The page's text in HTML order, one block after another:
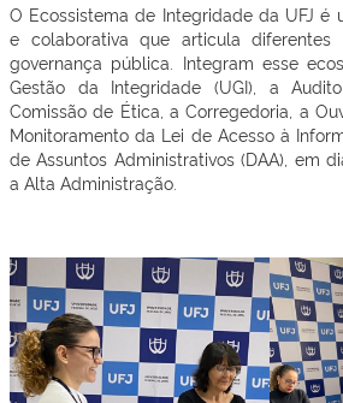
O Ecossistema de Integridade da UFJ é
e colaborativa que articula diferentes
governança pública. Integram esse
Gestão da Integridade (UGI), a
Comissão de Ética, a Corregedoria, a
Monitoramento da Lei de Acesso à
de Assuntos Administrativos (DAA), em
a Alta Administração.